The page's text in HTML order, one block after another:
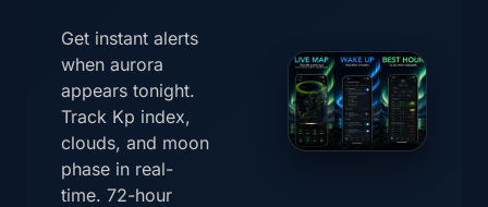
Get instant alerts
when aurora
appears tonight.
Track Kp index,
clouds, and moon
phase in real-
time. 72-hour